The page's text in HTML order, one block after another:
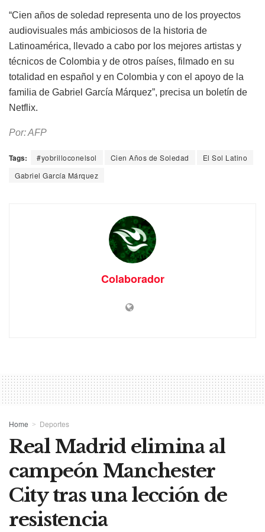
“Cien años de soledad representa uno de los proyectos
audiovisuales más ambiciosos de la historia de
Latinoamérica, llevado a cabo por los mejores artistas y
técnicos de Colombia y de otros países, filmado en su
totalidad en español y en Colombia y con el apoyo de la
familia de Gabriel García Márquez”, precisa un boletín de
Netflix.
Por: AFP
Tags: #yobrilloconelsol Cien Años de Soledad
El Sol Latino
Gabriel García Márquez
Colaborador
Home Deportes
Real Madrid elimina al
campeón Manchester
City tras una lección de
resistencia